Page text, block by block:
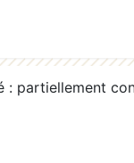
: partiellement